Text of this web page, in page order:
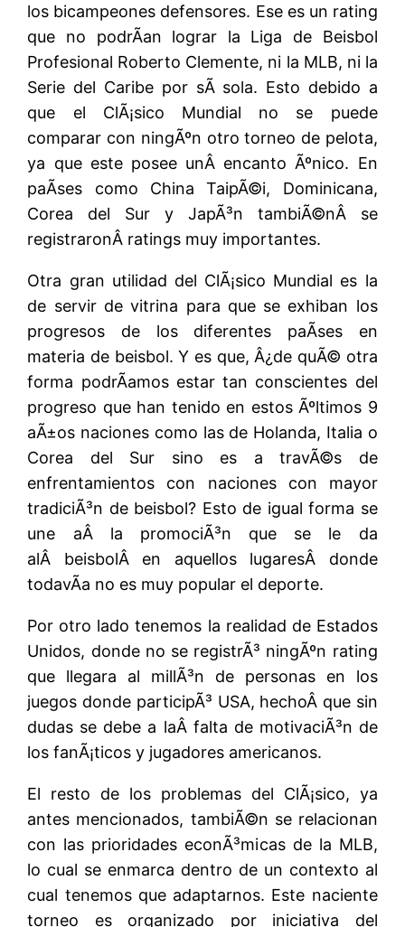
los bicampeones defensores. Ese es un rating
que no podrÃ­an lograr la Liga de Beisbol
Profesional Roberto Clemente, ni la MLB, ni la
Serie del Caribe por sÃ­ sola. Esto debido a
que el ClÃ¡sico Mundial no se puede
comparar con ningÃºn otro torneo de pelota,
ya que este posee unÂ encanto Ãºnico. En
paÃ­ses como China TaipÃ©i, Dominicana,
Corea del Sur y JapÃ³n tambiÃ©nÂ se
registraronÂ ratings muy importantes.
Otra gran utilidad del ClÃ¡sico Mundial es la
de servir de vitrina para que se exhiban los
progresos de los diferentes paÃ­ses en
materia de beisbol. Y es que, Â¿de quÃ© otra
forma podrÃ­amos estar tan conscientes del
progreso que han tenido en estos Ãºltimos 9
aÃ±os naciones como las de Holanda, Italia o
Corea del Sur sino es a travÃ©s de
enfrentamientos con naciones con mayor
tradiciÃ³n de beisbol? Esto de igual forma se
une aÂ la promociÃ³n que se le da
alÂ beisbolÂ en aquellos lugaresÂ donde
todavÃ­a no es muy popular el deporte.
Por otro lado tenemos la realidad de Estados
Unidos, donde no se registrÃ³ ningÃºn rating
que llegara al millÃ³n de personas en los
juegos donde participÃ³ USA, hechoÂ que sin
dudas se debe a laÂ falta de motivaciÃ³n de
los fanÃ¡ticos y jugadores americanos.
El resto de los problemas del ClÃ¡sico, ya
antes mencionados, tambiÃ©n se relacionan
con las prioridades econÃ³micas de la MLB,
lo cual se enmarca dentro de un contexto al
cual tenemos que adaptarnos. Este naciente
torneo es organizado por iniciativa del